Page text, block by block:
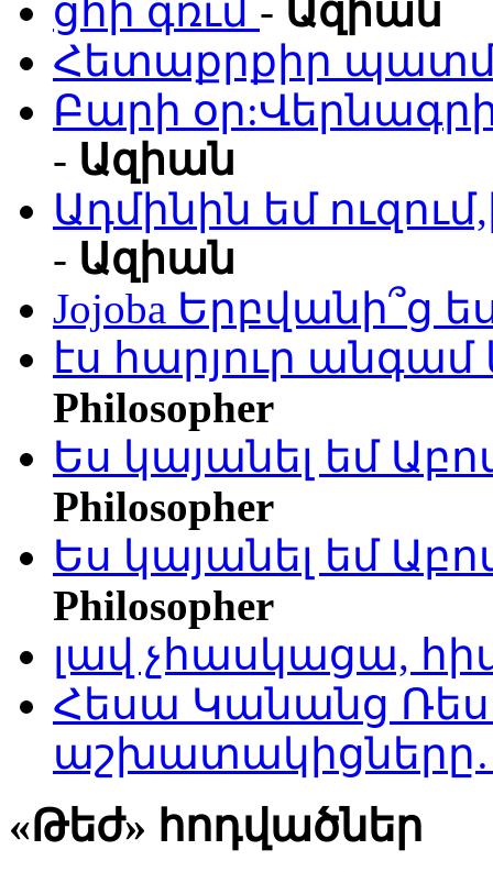
ցհի գռւմ - Ազիան
Հետաքրքիր
Բարի
- Ազիան
Ադմինին եմ
- Ազիան
Jojoba Երբվանի՞ց
էս հարյուր
Philosopher
Ես կայանել եմ
Philosopher
Ես կայանել եմ
Philosopher
լավ չհասկացա,
Հեսա Կանանց
«Թեժ» հոդվածներ